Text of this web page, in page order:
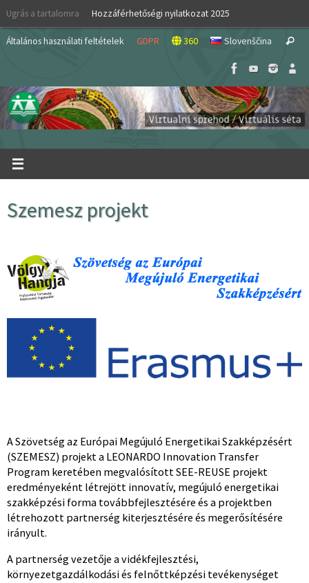
Skip
content
Ugrás a tartalomra Hozzáférhetőségi nyilatkozat 2025
Általános használati feltételek GDPR 360 Slovenščina Search
Szemesz projekt
A Szövetség az Európai Megújuló Energetikai Szakképzésért
(SZEMESZ) projekt a LEONARDO Innovation Transfer
Program keretében megvalósított SEE-REUSE projekt
eredményeként létrejött innovatív, megújuló energetikai
szakképzési forma továbbfejlesztésére és a projektben
létrehozott partnerség kiterjesztésére és megerősítésére
irányult.
A partnerség vezetője a vidékfejlesztési,
környezetgazdálkodási és felnőttképzési tevékenységet